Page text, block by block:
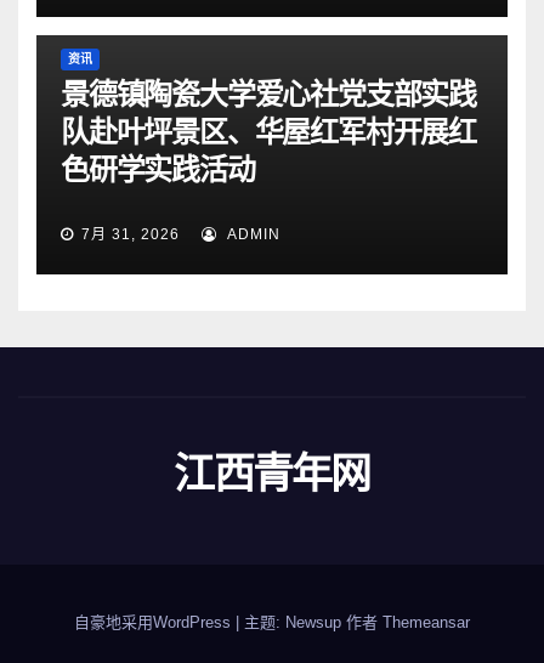
资讯
景德镇陶瓷大学爱心社党支部实践
队赴叶坪景区、华屋红军村开展红
色研学实践活动
7月 31, 2026 ADMIN
江西青年网
自豪地采用WordPress 主题: Newsup 作者 Themeansar